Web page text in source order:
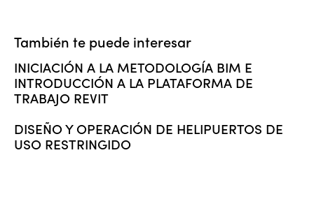
También te puede interesar
INICIACIÓN A LA METODOLOGÍA BIM E
INTRODUCCIÓN A LA PLATAFORMA DE
TRABAJO REVIT
DISEÑO Y OPERACIÓN DE HELIPUERTOS DE
USO RESTRINGIDO